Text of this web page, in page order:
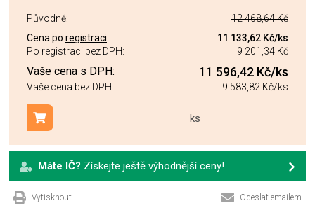
Původně:
12 468,64 Kč
Cena po registraci: 11 133,62 Kč/ks
Po registraci bez DPH:
9 201,34 Kč
Vaše cena s DPH: 11 596,42 Kč/ks
Vaše cena bez DPH: 9 583,82 Kč/ks
ks
Přidat do košíku
Máte IČ? Získejte ještě výhodnější ceny!
Vytisknout Odeslat emailem